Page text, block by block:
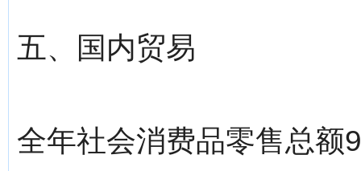
五、国内贸易
全年社会消费品零售总额